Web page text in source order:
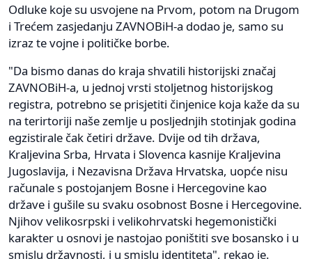
Odluke koje su usvojene na Prvom, potom na Drugom
i Trećem zasjedanju ZAVNOBiH-a dodao je, samo su
izraz te vojne i političke borbe.
"Da bismo danas do kraja shvatili historijski značaj
ZAVNOBiH-a, u jednoj vrsti stoljetnog historijskog
registra, potrebno se prisjetiti činjenice koja kaže da su
na terirtoriji naše zemlje u posljednjih stotinjak godina
egzistirale čak četiri države. Dvije od tih država,
Kraljevina Srba, Hrvata i Slovenca kasnije Kraljevina
Jugoslavija, i Nezavisna Država Hrvatska, uopće nisu
računale s postojanjem Bosne i Hercegovine kao
države i gušile su svaku osobnost Bosne i Hercegovine.
Njihov velikosrpski i velikohrvatski hegemonistički
karakter u osnovi je nastojao poništiti sve bosansko i u
smislu državnosti, i u smislu identiteta", rekao je.